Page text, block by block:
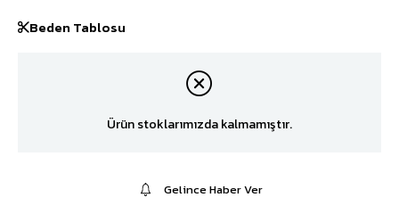
Beden Tablosu
Ürün stoklarımızda kalmamıştır.
Gelince Haber Ver